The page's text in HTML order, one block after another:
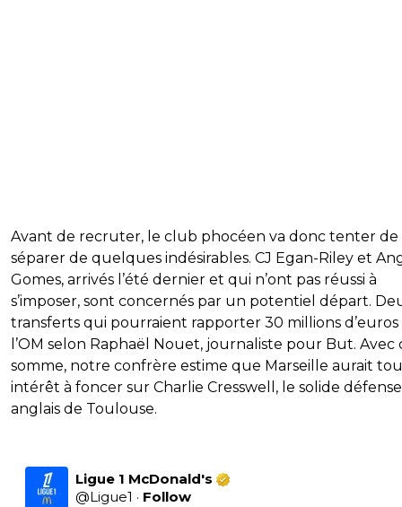
Avant de recruter, le club phocéen va donc tenter de
séparer de quelques indésirables. CJ Egan-Riley et
Gomes, arrivés l’été dernier et qui n’ont pas réussi à
s’imposer, sont concernés par un potentiel départ.
transferts qui pourraient rapporter 30 millions d’euros
l’OM selon Raphaël Nouet, journaliste pour But. Avec
somme, notre confrère estime que Marseille aurait
intérêt à foncer sur Charlie Cresswell, le solide
anglais de Toulouse.
Ligue 1 McDonald's
@Ligue1 · Follow